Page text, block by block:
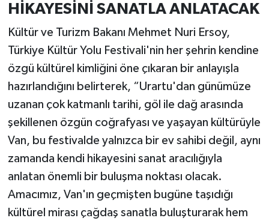
HİKAYESİNİ SANATLA ANLATACAK
Kültür ve Turizm Bakanı Mehmet Nuri Ersoy,
Türkiye Kültür Yolu Festivali'nin her şehrin kendine
özgü kültürel kimliğini öne çıkaran bir anlayışla
hazırlandığını belirterek, “Urartu'dan günümüze
uzanan çok katmanlı tarihi, göl ile dağ arasında
şekillenen özgün coğrafyası ve yaşayan kültürüyle
Van, bu festivalde yalnızca bir ev sahibi değil, aynı
zamanda kendi hikayesini sanat aracılığıyla
anlatan önemli bir buluşma noktası olacak.
Amacımız, Van'ın geçmişten bugüne taşıdığı
kültürel mirası çağdaş sanatla buluşturarak hem